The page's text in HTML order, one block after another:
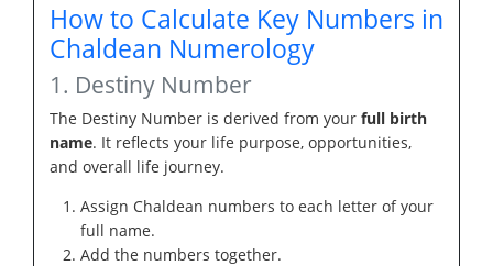
How to Calculate Key Numbers in
Chaldean Numerology
1. Destiny Number
The Destiny Number is derived from your full birth
name. It reflects your life purpose, opportunities,
and overall life journey.
Assign Chaldean numbers to each letter of your
full name.
Add the numbers together.